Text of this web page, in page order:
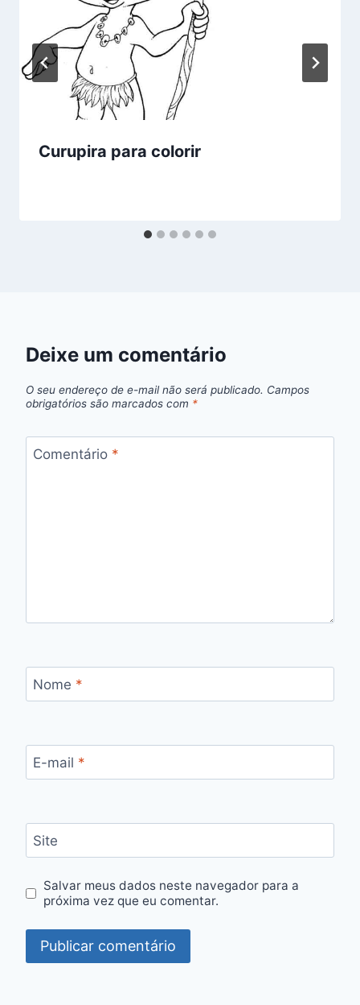
Curupira para colorir
Deixe um comentário
O seu endereço de e-mail não será publicado. Campos
obrigatórios são marcados com *
Comentário *
Nome *
E-mail *
Site
Salvar meus dados neste navegador para a
próxima vez que eu comentar.